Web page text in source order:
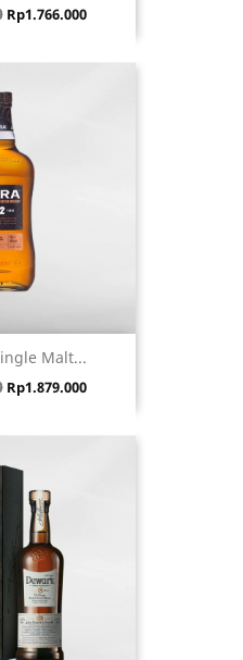
Harga
Rp1.766.000
Malt...
Harga
Rp1.879.000